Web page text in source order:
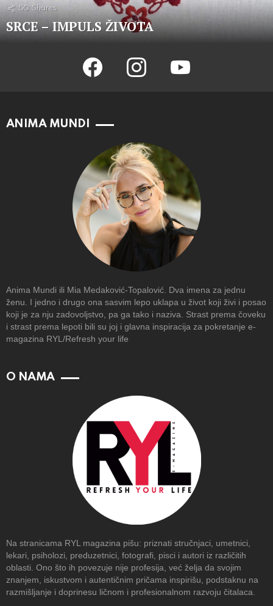
50 Shares
SRCE – IMPULS ŽIVOTA
facebook instagram youtube
ANIMA MUNDI
Anima Mundi ili Mia Medaković-Topalović. Dva imena za jednu
ženu. I jedno i drugo ona sasvim lepo uklapa u život koji živi i posao
koji je za nju zadovoljstvo, pa ga tako i naziva. Strast prema čoveku
i strast prema lepoti bili su joj i glavna inspiracija za pokretanje e-
magazina RYL/Refresh your life
O NAMA
Na stranicama RYL magazina pišu: priznati stručnjaci, umetnici,
lekari, psiholozi, preduzetnici, fotografi, pisci i autori iz različitih
oblasti. Ono što ih povezuje nije profesija, već želja da svojim
znanjem, iskustvom i autentičnim pričama inspirišu, podstaknu na
razmišljanje i doprinesu ličnom i profesionalnom razvoju čitalaca.